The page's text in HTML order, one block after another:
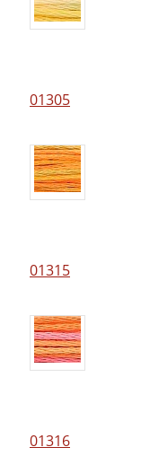
01305
01315
01316